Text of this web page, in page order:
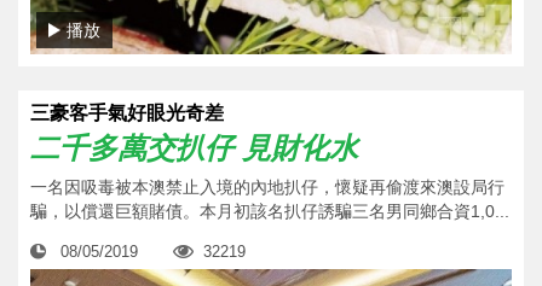
播放
三豪客手氣好眼光奇差
二千多萬交扒仔 見財化水
一名因吸毒被本澳禁止入境的內地扒仔，懷疑再偷渡來澳設局行
騙，以償還巨額賭債。本月初該名扒仔誘騙三名男同鄉合資1,0...
08/05/2019 32219